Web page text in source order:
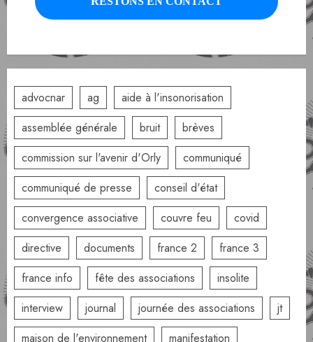
advocnar ag
aide à l'insonorisation
assemblée générale
bruit
brèves
commission sur l'avenir d'Orly
communiqué
communiqué de presse
conseil d'état
convergence associative
couvre feu
covid
directive
documents france 2
france 3
france info
fête des associations
insolite
interview
journal journée des associations
jt
maison de l'environnement
manifestation